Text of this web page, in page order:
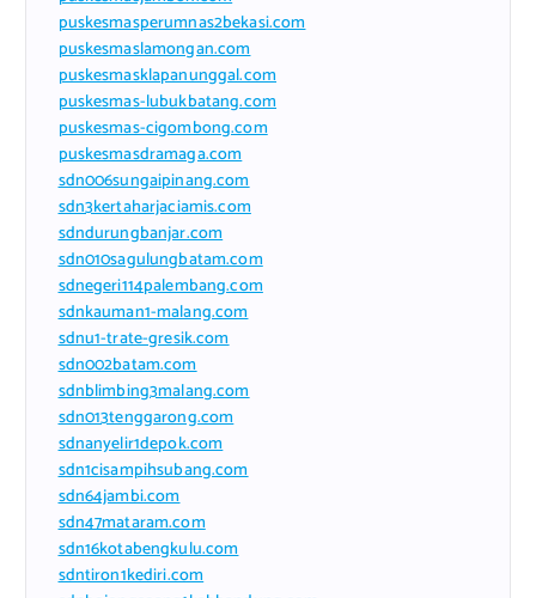
puskesmasperumnas2bekasi.com
puskesmaslamongan.com
puskesmasklapanunggal.com
puskesmas-lubukbatang.com
puskesmas-cigombong.com
puskesmasdramaga.com
sdn006sungaipinang.com
sdn3kertaharjaciamis.com
sdndurungbanjar.com
sdn010sagulungbatam.com
sdnegeri114palembang.com
sdnkauman1-malang.com
sdnu1-trate-gresik.com
sdn002batam.com
sdnblimbing3malang.com
sdn013tenggarong.com
sdnanyelir1depok.com
sdn1cisampihsubang.com
sdn64jambi.com
sdn47mataram.com
sdn16kotabengkulu.com
sdntiron1kediri.com